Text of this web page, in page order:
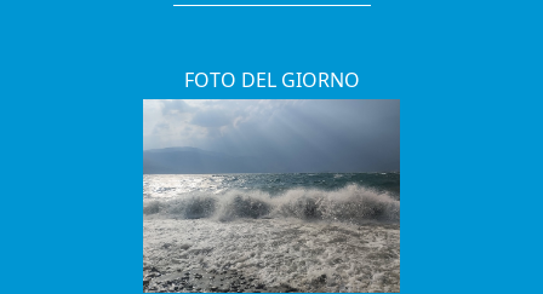
FOTO DEL GIORNO